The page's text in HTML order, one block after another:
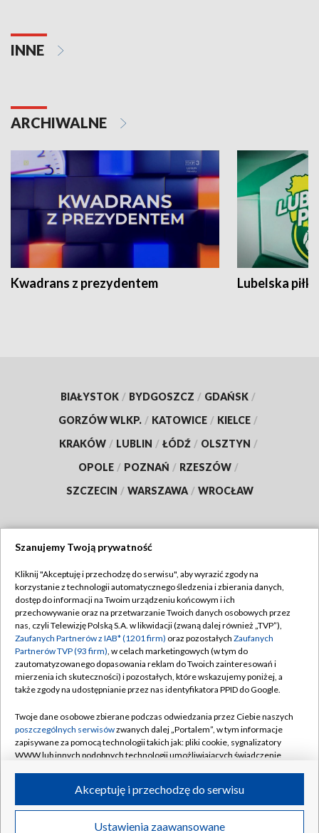
INNE
ARCHIWALNE
Kwadrans z prezydentem Lubelska piłka
BIAŁYSTOK / BYDGOSZCZ / GDAŃSK /
GORZÓW WLKP. / KATOWICE / KIELCE /
KRAKÓW / LUBLIN / ŁÓDŹ / OLSZTYN /
OPOLE / POZNAŃ / RZESZÓW /
SZCZECIN / WARSZAWA / WROCŁAW
TVP
Abonament TVP
Emisja w TVP
Centrum informacji TVP
Naziemna Telewizja Cyfrowa
Rada Programowa
System NOS
Informacje o nadawcy
Program dla prasy
Regulamin TVP
Polityka prywatności
Moje zgody
Pomoc
Kontakt
Kanały
©2026 Telewizja Polska S.A. w likwidacji
Szanujemy Twoją prywatność
Kliknij "Akceptuję i przechodzę do serwisu", aby wyrazić zgody na
korzystanie z technologii automatycznego śledzenia i zbierania danych,
dostęp do informacji na Twoim urządzeniu końcowym i ich
przechowywanie oraz na przetwarzanie Twoich danych osobowych przez
nas, czyli Telewizję Polską S.A. w likwidacji (zwaną dalej również „TVP”),
Zaufanych Partnerów z IAB* (1201 firm) oraz pozostałych Zaufanych
Partnerów TVP (93 firm), w celach marketingowych (w tym do
zautomatyzowanego dopasowania reklam do Twoich zainteresowań i
mierzenia ich skuteczności) i pozostałych, które wskazujemy poniżej, a
także zgody na udostępnianie przez nas identyfikatora PPID do Google.
Twoje dane osobowe zbierane podczas odwiedzania przez Ciebie naszych
poszczególnych serwisówzwanych dalej „Portalem”, w tym informacje
zapisywane za pomocą technologii takich jak: pliki cookie, sygnalizatory
WWW lub innych podobnych technologii umożliwiających świadczenie
ruchu w Internecie.
Twoje dane osobowe zbierane podczas odwiedzania przez Ciebie
Ustawienia zaawansowane
Akceptuję i przechodzę do serwisu